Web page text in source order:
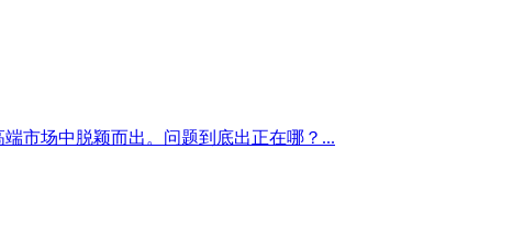
市场中脱颖而出。问题到底出正在哪？...